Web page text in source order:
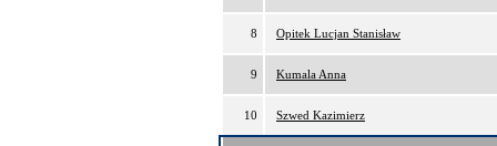
8 Opitek Lucjan Stanisław
9 Kumala Anna
10 Szwed Kazimierz